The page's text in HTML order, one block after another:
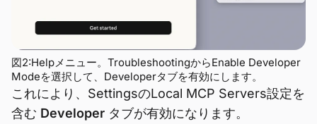
図2:Helpメニュー。TroubleshootingからEnable Developer
Modeを選択して、Developerタブを有効にします。
これにより、SettingsのLocal MCP Servers設定を
含む Developer タブが有効になります。